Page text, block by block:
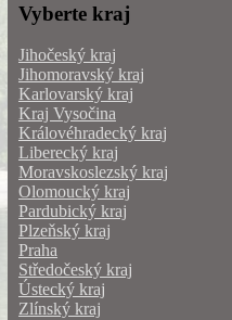
Vyberte kraj
Jihočeský kraj
Jihomoravský kraj
Karlovarský kraj
Kraj Vysočina
Královéhradecký kraj
Liberecký kraj
Moravskoslezský kraj
Olomoucký kraj
Pardubický kraj
Plzeňský kraj
Praha
Středočeský kraj
Ústecký kraj
Zlínský kraj